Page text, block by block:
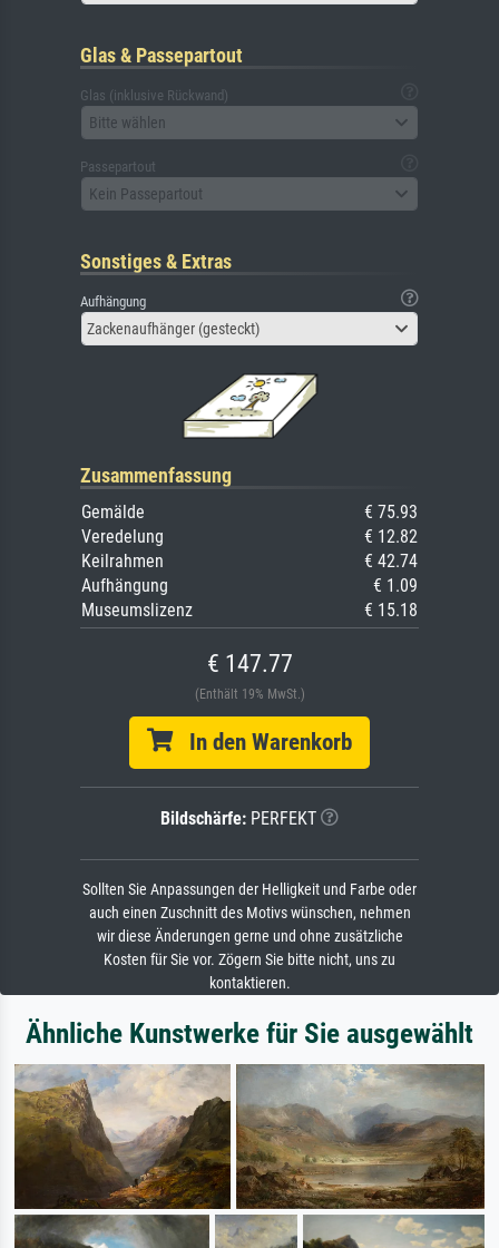
Glas & Passepartout
Glas (inklusive Rückwand)
Bitte wählen
Passepartout
Kein Passepartout
Sonstiges & Extras
Aufhängung
Zackenaufhänger (gesteckt)
Zusammenfassung
Gemälde
€ 75.93
Veredelung
€ 12.82
Keilrahmen
€ 42.74
Aufhängung
€ 1.09
Museumslizenz
€ 15.18
€ 147.77
(Enthält 19% MwSt.)
In den Warenkorb
Bildschärfe: PERFEKT
Sollten Sie Anpassungen der Helligkeit und Farbe oder
auch einen Zuschnitt des Motivs wünschen, nehmen
wir diese Änderungen gerne und ohne zusätzliche
Kosten für Sie vor. Zögern Sie bitte nicht, uns zu
kontaktieren.
Ähnliche Kunstwerke für Sie ausgewählt